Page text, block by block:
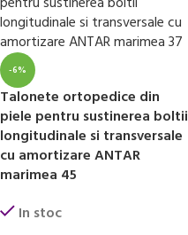
-6%
Talonete ortopedice din
piele pentru sustinerea boltii
longitudinale si transversale
cu amortizare ANTAR
marimea 45
In stoc